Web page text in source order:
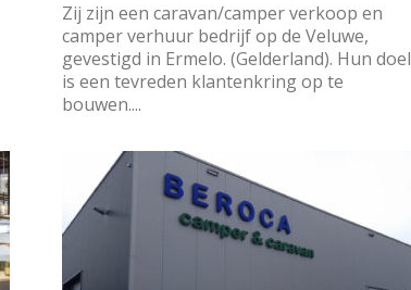
Zij zijn een caravan/camper verkoop en
camper verhuur bedrijf op de Veluwe,
gevestigd in Ermelo. (Gelderland). Hun doel
is een tevreden klantenkring op te
bouwen....